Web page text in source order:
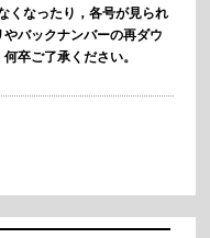
くなったり，各号が見られ
バックナンバーの再ダウ
卒ご了承ください。